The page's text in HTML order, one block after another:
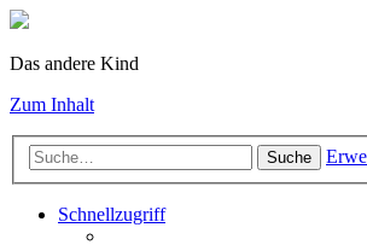
Das andere Kind
Zum Inhalt
Suche
Schnellzugriff